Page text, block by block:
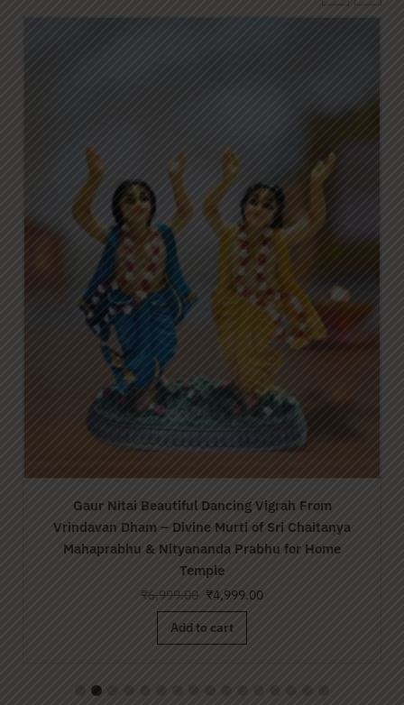
Jagadguru Srila Parbhupada Vigrah From
Vrindavan
₹6,999.00 ₹4,999.00